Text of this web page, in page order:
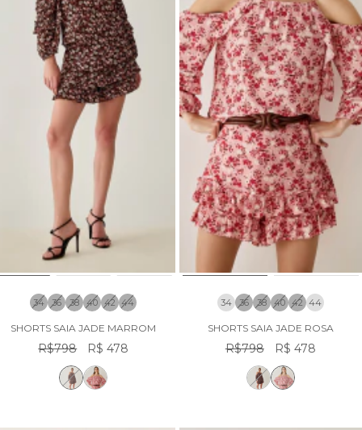
34 36 38 40 42 44
SHORTS SAIA JADE MARROM
R$798 R$ 478
34 36 38 40 42 44
SHORTS SAIA JADE ROSA
R$798 R$ 478